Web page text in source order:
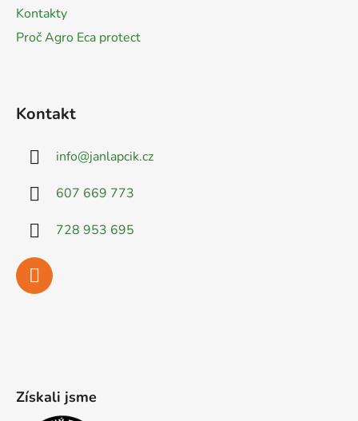
Kontakty
Proč Agro Eca protect
Kontakt
info@janlapcik.cz
607 669 773
728 953 695
Získali jsme